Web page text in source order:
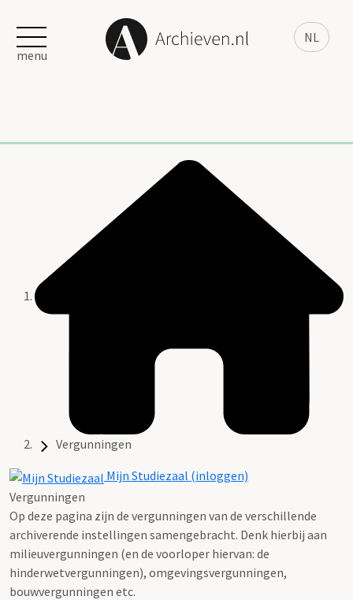
NL
menu
Vergunningen
Mijn Studiezaal (inloggen)
Vergunningen
Op deze pagina zijn de vergunningen van de verschillende
archiverende instellingen samengebracht. Denk hierbij aan
milieuvergunningen (en de voorloper hiervan: de
hinderwetvergunningen), omgevingsvergunningen,
bouwvergunningen etc.